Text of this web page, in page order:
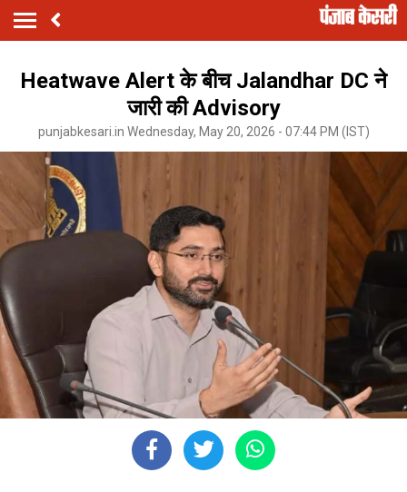
Heatwave Alert के बीच Jalandhar DC ने
जारी की Advisory
punjabkesari.in Wednesday, May 20, 2026 - 07:44 PM (IST)